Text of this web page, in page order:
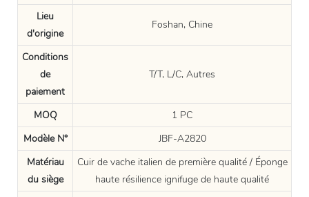
Lieu
d'origine
Foshan, Chine
Conditions
de
paiement
T/T, L/C, Autres
MOQ
1 PC
Modèle N°
JBF-A2820
Matériau
du siège
Cuir de vache italien de première qualité / Éponge
haute résilience ignifuge de haute qualité